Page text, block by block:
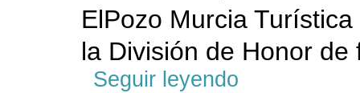
ElPozo Murcia
la División de Honor
Seguir leyendo